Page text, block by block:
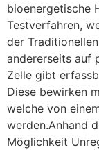
bioenergetische
Testverfahren,
der
andererseits auf
Zelle gibt
Diese bewirken
welche von
werden.Anhand
Möglichkeit